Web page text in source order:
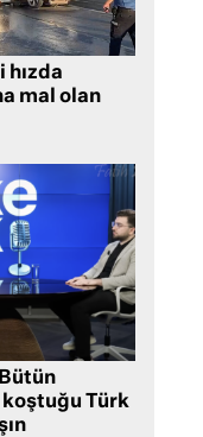
hızda
mal olan
koştuğu Türk